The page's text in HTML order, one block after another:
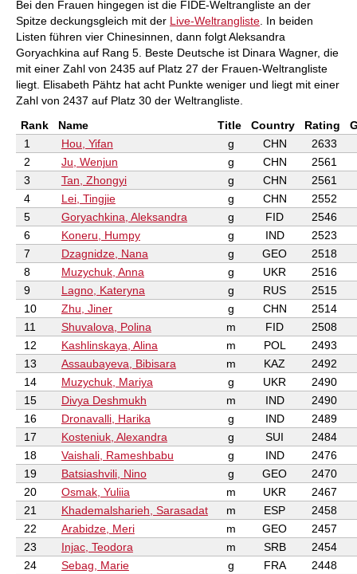
Bei den Frauen hingegen ist die FIDE-Weltrangliste an der
Spitze deckungsgleich mit der Live-Weltrangliste . In beiden
Listen führen vier Chinesinnen, dann folgt Aleksandra
Goryachkina auf Rang 5. Beste Deutsche ist Dinara Wagner, die
mit einer Zahl von 2435 auf Platz 27 der Frauen-Weltrangliste
liegt. Elisabeth Pähtz hat acht Punkte weniger und liegt mit einer
Zahl von 2437 auf Platz 30 der Weltrangliste.
Rank
Name Title Country Rating
1
Hou, Yifan g CHN
2633
2
Ju, Wenjun g CHN
2561
3
Tan, Zhongyi g CHN
2561
4
Lei, Tingjie g CHN
2552
5
Goryachkina, Aleksandra g FID
2546
6
Koneru, Humpy g IND
2523
7
Dzagnidze, Nana g GEO
2518
8
Muzychuk, Anna g UKR
2516
9
Lagno, Kateryna g RUS
2515
10
Zhu, Jiner g CHN
2514
11
Shuvalova, Polina m FID
2508
12
Kashlinskaya, Alina m POL
2493
13
Assaubayeva, Bibisara m KAZ
2492
14
Muzychuk, Mariya g UKR
2490
15
Divya Deshmukh m IND
2490
16
Dronavalli, Harika g IND
2489
17
Kosteniuk, Alexandra g SUI
2484
18
Vaishali, Rameshbabu g IND
2476
19
Batsiashvili, Nino g GEO
2470
20
Osmak, Yuliia m UKR
2467
21
Khademalsharieh, Sarasadat m ESP
2458
22
Arabidze, Meri m GEO
2457
23
Injac, Teodora m SRB
2454
24
Sebag, Marie g FRA
2448